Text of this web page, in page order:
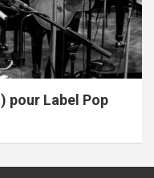
pour Label Pop